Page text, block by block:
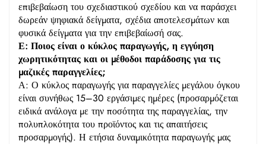
επιβεβαίωση του σχεδιαστικού σχεδίου και να παράσχει
δωρεάν ψηφιακά δείγματα, σχέδια αποτελεσμάτων και
φυσικά δείγματα για την επιβεβαίωσή σας.
Ε: Ποιος είναι ο κύκλος παραγωγής, η εγγύηση
χωρητικότητας και οι μέθοδοι παράδοσης για τις
μαζικές παραγγελίες;
Α: Ο κύκλος παραγωγής για παραγγελίες μεγάλου όγκου
είναι συνήθως 15–30 εργάσιμες ημέρες (προσαρμόζεται
ειδικά ανάλογα με την ποσότητα της παραγγελίας, την
πολυπλοκότητα του προϊόντος και τις απαιτήσεις
προσαρμογής). Η ετήσια δυναμικότητα παραγωγής μας